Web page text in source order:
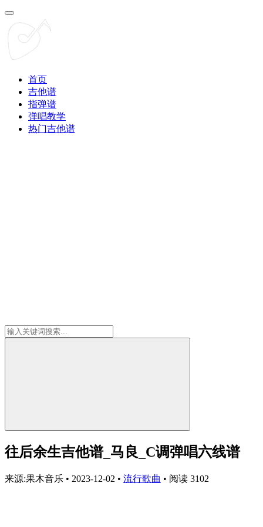
首页
吉他谱
指弹谱
弹唱教学
热门吉他谱
往后余生吉他谱_马良_C调弹唱六线谱
来源:果木音乐 • 2023-12-02 • 流行歌曲 • 阅读 3102